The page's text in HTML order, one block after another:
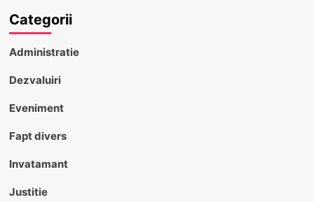
Categorii
Administratie
Dezvaluiri
Eveniment
Fapt divers
Invatamant
Justitie